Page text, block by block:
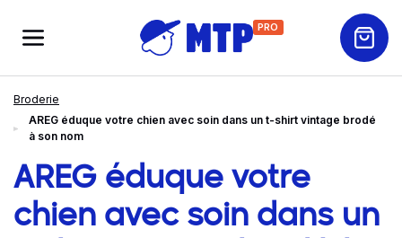
PRO
Broderie
AREG éduque votre chien avec soin dans un t-shirt vintage brodé
à son nom
AREG éduque votre
chien avec soin dans un